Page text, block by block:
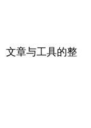
文章与工具的整